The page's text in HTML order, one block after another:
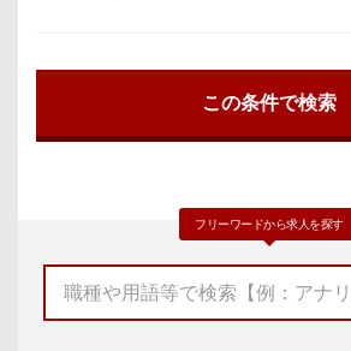
フリーワードから求人を探す